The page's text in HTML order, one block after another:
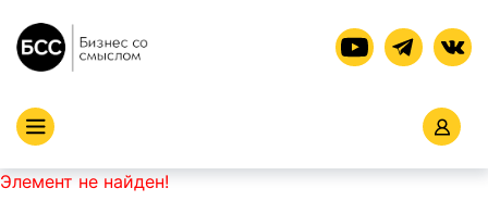
Элемент не найден!